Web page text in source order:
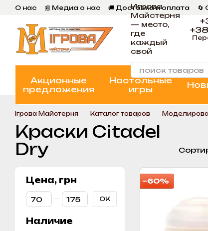
Перейти к основному контенту
О нас 📰 Медиа о нас 🚚 Доставка и оплата 🔄
📄 Пользовательское соглашение
💬 Отзывы
Игрова
Майстерня
— место,
где
каждый
свой
Акционные
предложения
Настольные
игры
Ігрова Майстерня Каталог товаров
Краски Citadel
Dry
−60%
Цена, грн
От Цена, грн
До Цена, грн OK
Наличие